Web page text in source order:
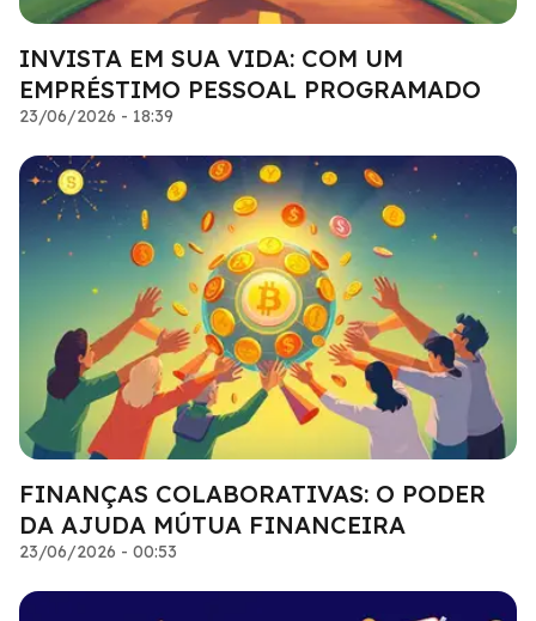
INVISTA EM SUA VIDA: COM UM
EMPRÉSTIMO PESSOAL PROGRAMADO
23/06/2026 - 18:39
FINANÇAS COLABORATIVAS: O PODER
DA AJUDA MÚTUA FINANCEIRA
23/06/2026 - 00:53